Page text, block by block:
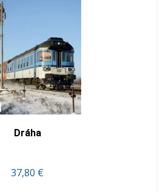
Dráha
37,80 €